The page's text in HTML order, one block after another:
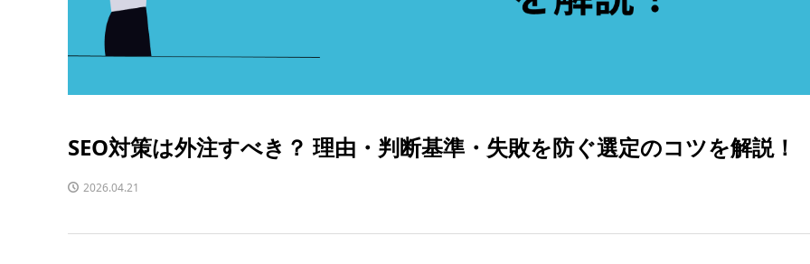
SEO対策は外注すべき？ 理由・判断基準・失敗を防ぐ選定のコツを解説！
2026.04.21